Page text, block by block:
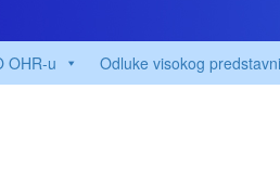
OHR-u Odluke visokog